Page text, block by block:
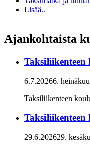
Lisää..
Ajankohtaista
6.7.20266.
Taksiliikenteen
29.6.202629.